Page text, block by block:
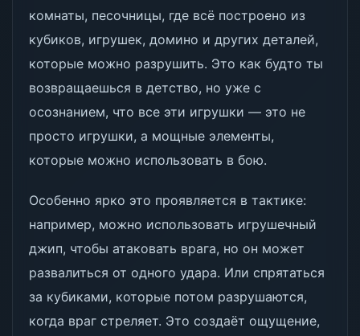
комнаты, песочницы, где всё построено из
кубиков, игрушек, домино и других деталей,
которые можно разрушить. Это как будто ты
возвращаешься в детство, но уже с
осознанием, что все эти игрушки — это не
просто игрушки, а мощные элементы,
которые можно использовать в бою.
Особенно ярко это проявляется в тактике:
например, можно использовать игрушечный
джип, чтобы атаковать врага, но он может
развалиться от одного удара. Или спрятаться
за кубиками, которые потом разрушаются,
когда враг стреляет. Это создаёт ощущение,